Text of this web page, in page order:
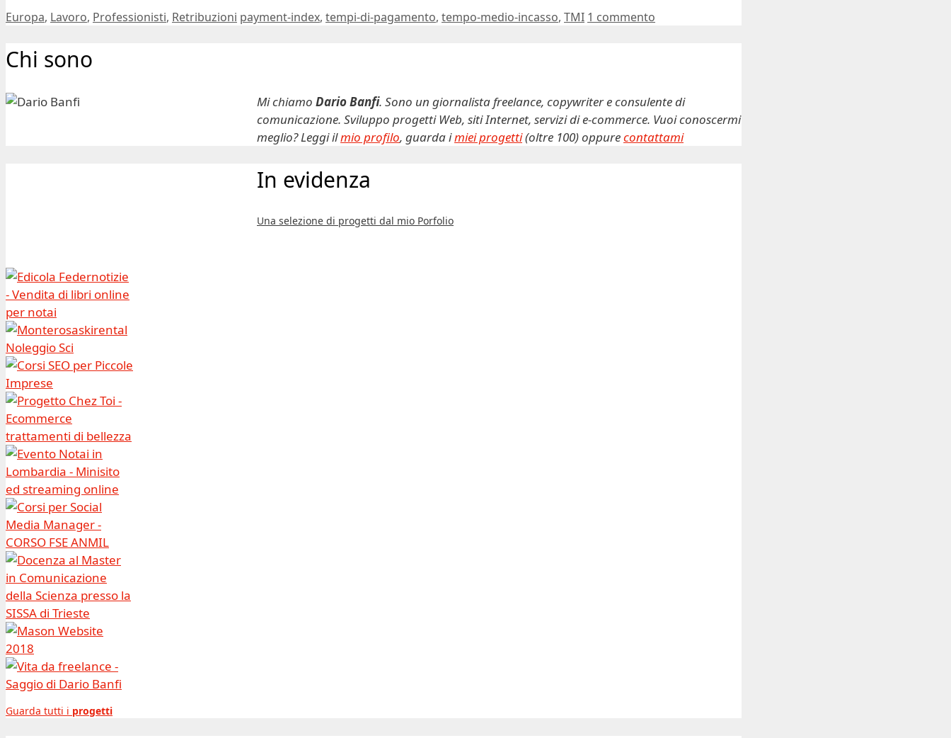
Categorie
Europa, Lavoro, Professionisti, Retribuzioni Tag
payment-index, tempi-di-pagamento, tempo-medio-incasso, TMI 1 commento
Chi sono
Mi chiamo Dario Banfi. Sono un giornalista freelance, copywriter e consulente di
comunicazione. Sviluppo progetti Web, siti Internet, servizi di e-commerce. Vuoi conoscermi
meglio? Leggi ilmio profilo, guarda imiei progetti(oltre 100) oppurecontattami
In evidenza
Una selezione di progetti dal mio Porfolio
Guarda tutti i progetti